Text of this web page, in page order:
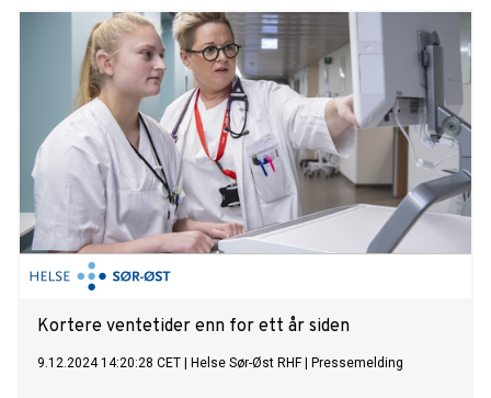
Kortere ventetider enn for ett år siden
9.12.2024 14:20:28 CET Helse Sør-Øst RHF| Pressemelding